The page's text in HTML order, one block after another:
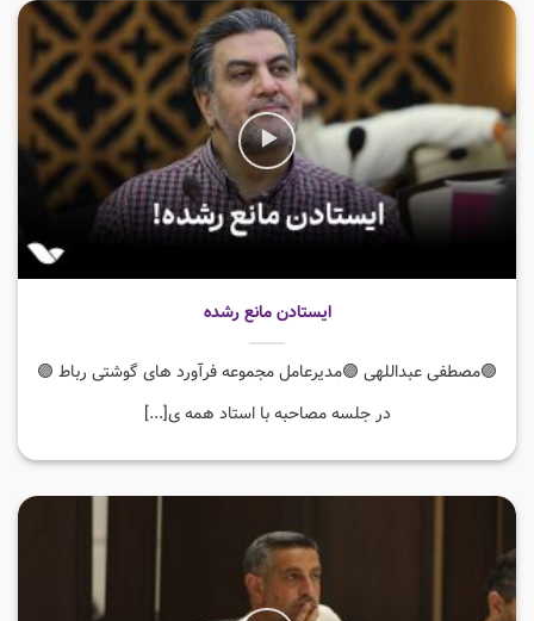
ایستادن مانع رشده
🟣مصطفی عبداللهی 🟣مدیرعامل مجموعه فرآورد های گوشتی رباط 🟣
در جلسه مصاحبه با استاد همه ی[...]